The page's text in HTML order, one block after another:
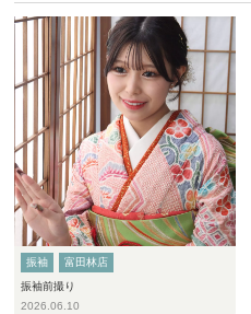
振袖
富田林店
振袖前撮り
2026.06.10